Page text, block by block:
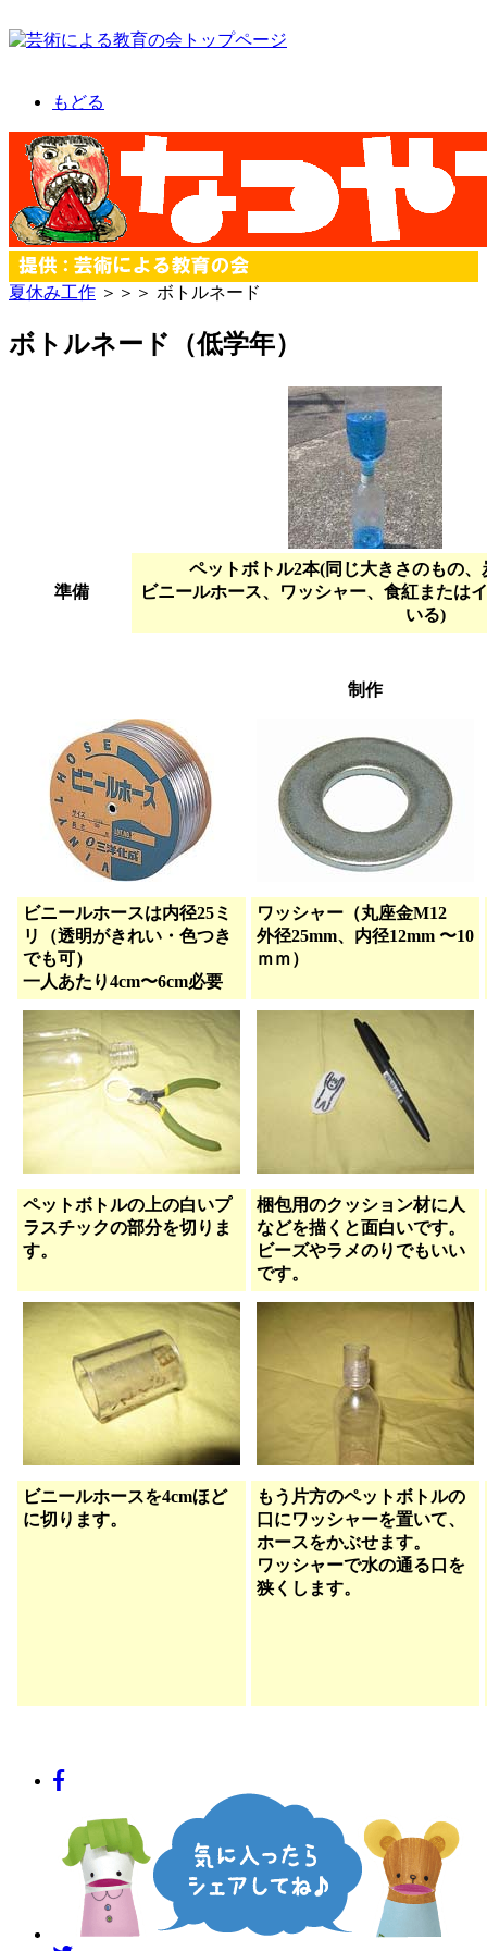
もどる
夏休み工作 ＞＞＞ ボトルネード
ボトルネード（低学年）
準備
ペットボトル2本(同じ大きさのもの
ビニールホース、ワッシャー、食紅または
いる)
制作
ビニールホースは内径25ミ
リ（透明がきれい・色つき
でも可）
一人あたり4cm〜6cm必要
ワッシャー（丸座金M12
外径25mm、内径12mm 〜10
ｍｍ）
ペットボトルの上の白いプ
ラスチックの部分を切りま
す。
梱包用のクッション材に人
などを描くと面白いです。
ビーズやラメのりでもいい
です。
ビニールホースを4cmほど
に切ります。
もう片方のペットボトルの
口にワッシャーを置いて、
ホースをかぶせます。
ワッシャーで水の通る口を
狭くします。